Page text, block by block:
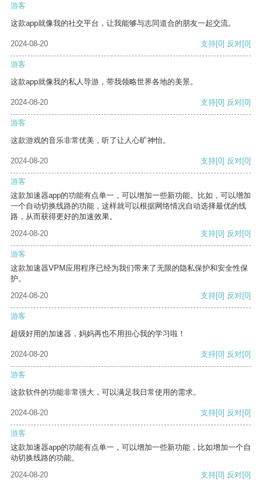
游客
这款app就像我的社交平台，让我能够与志同道合的朋友一起交流。
2024-08-20 支持[0] 反对[0]
游客
这款app就像我的私人导游，带我领略世界各地的美景。
2024-08-20 支持[0] 反对[0]
游客
这款游戏的音乐非常优美，听了让人心旷神怡。
2024-08-20 支持[0] 反对[0]
游客
这款加速器app的功能有点单一，可以增加一些新功能。比如，可以增加
一个自动切换线路的功能，这样就可以根据网络情况自动选择最优的线
路，从而获得更好的加速效果。
2024-08-20
支持[0] 反对[0]
游客
这款加速器VPM应用程序已经为我们带来了无限的隐私保护和安全性保
护。
2024-08-20
支持[0] 反对[0]
游客
超级好用的加速器，妈妈再也不用担心我的学习啦！
2024-08-20 支持[0] 反对[0]
游客
这款软件的功能非常强大，可以满足我日常使用的需求。
2024-08-20 支持[0] 反对[0]
游客
这款加速器app的功能有点单一，可以增加一些新功能，比如增加一个自
动切换线路的功能。
2024-08-20
支持[0] 反对[0]